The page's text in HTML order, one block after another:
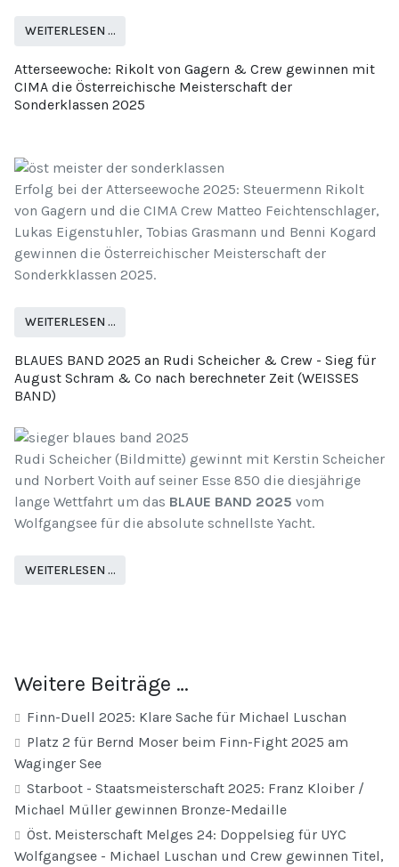
WEITERLESEN …
Atterseewoche: Rikolt von Gagern & Crew gewinnen mit
CIMA die Österreichische Meisterschaft der
Sonderklassen 2025
Erfolg bei der Atterseewoche 2025: Steuermenn Rikolt
von Gagern und die CIMA Crew Matteo Feichtenschlager,
Lukas Eigenstuhler, Tobias Grasmann und Benni Kogard
gewinnen die Österreichischer Meisterschaft der
Sonderkklassen 2025.
WEITERLESEN …
BLAUES BAND 2025 an Rudi Scheicher & Crew - Sieg für
August Schram & Co nach berechneter Zeit (WEISSES
BAND)
Rudi Scheicher (Bildmitte) gewinnt mit Kerstin Scheicher
und Norbert Voith auf seiner Esse 850 die diesjährige
lange Wettfahrt um das BLAUE BAND 2025 vom
Wolfgangsee für die absolute schnellste Yacht.
WEITERLESEN …
Weitere Beiträge …
Finn-Duell 2025: Klare Sache für Michael Luschan
Platz 2 für Bernd Moser beim Finn-Fight 2025 am
Waginger See
Starboot - Staatsmeisterschaft 2025: Franz Kloiber /
Michael Müller gewinnen Bronze-Medaille
Öst. Meisterschaft Melges 24: Doppelsieg für UYC
Wolfgangsee - Michael Luschan und Crew gewinnen Titel,